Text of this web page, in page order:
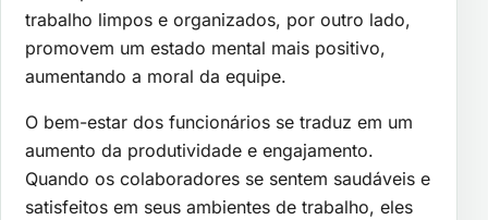
trabalho limpos e organizados, por outro lado,
promovem um estado mental mais positivo,
aumentando a moral da equipe.
O bem-estar dos funcionários se traduz em um
aumento da produtividade e engajamento.
Quando os colaboradores se sentem saudáveis e
satisfeitos em seus ambientes de trabalho, eles